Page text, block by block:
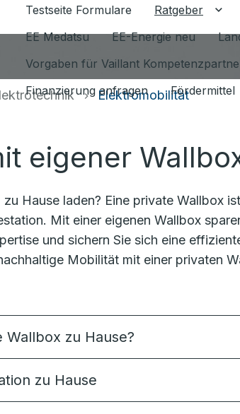
Testseite Formulare Ratgeber
EE Medatsu
EE-Energie neu
Vorgaben für Vaillant
Finanzierung anfragen
Fördermittel
Elektromobilität
eigener
Hause laden? Eine private Wallbox
Mit einer eigenen Wallbox
und sichern Sie sich eine
Mobilität mit einer privaten
zu Hause?
zu Hause